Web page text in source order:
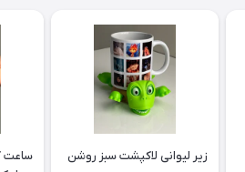
زیر لیوانی لاکپشت سبز روشن
ساعت